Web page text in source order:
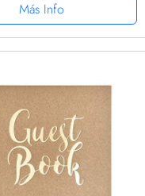
saludos y
100 páginas
Más Info